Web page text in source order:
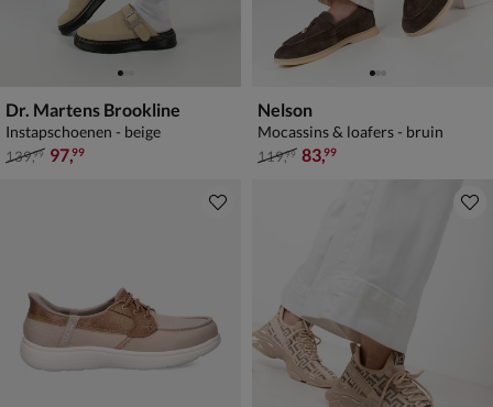
Dr. Martens Brookline
Instapschoenen - beige
van € 139,99 voor € 97,99
139,99 97,99
Nelson
Mocassins & loafers - bruin
van € 119,99 voor € 83,99
119,99 83,99